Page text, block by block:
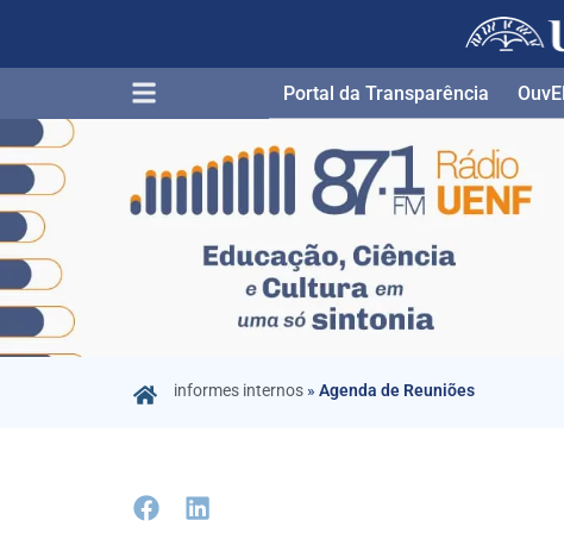
Portal da Transparência​
informes internos »Agenda de Reuniões